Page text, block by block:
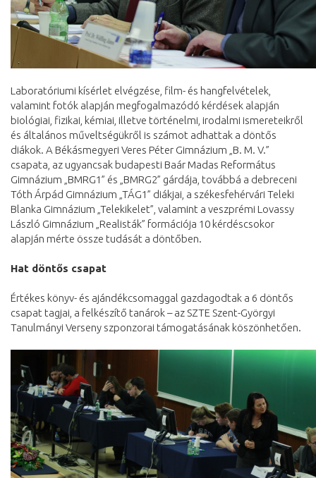
Laboratóriumi kísérlet elvégzése, film- és hangfelvételek,
valamint fotók alapján megfogalmazódó kérdések alapján
biológiai, fizikai, kémiai, illetve történelmi, irodalmi ismereteikről
és általános műveltségükről is számot adhattak a döntős
diákok. A Békásmegyeri Veres Péter Gimnázium „B. M. V.”
csapata, az ugyancsak budapesti Baár Madas Református
Gimnázium „BMRG1” és „BMRG2” gárdája, továbbá a debreceni
Tóth Árpád Gimnázium „TÁG1” diákjai, a székesfehérvári Teleki
Blanka Gimnázium „Telekikelet”, valamint a veszprémi Lovassy
László Gimnázium „Realisták” formációja 10 kérdéscsokor
alapján mérte össze tudását a döntőben.
Hat döntős csapat
Értékes könyv- és ajándékcsomaggal gazdagodtak a 6 döntős
csapat tagjai, a felkészítő tanárok – az SZTE Szent-Györgyi
Tanulmányi Verseny szponzorai támogatásának köszönhetően.